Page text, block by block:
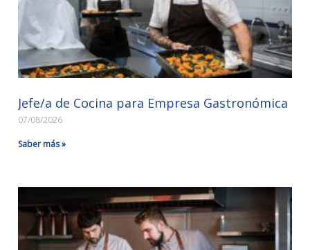
Jefe/a de Cocina para Empresa Gastronómica
07/08/2026
Saber más »